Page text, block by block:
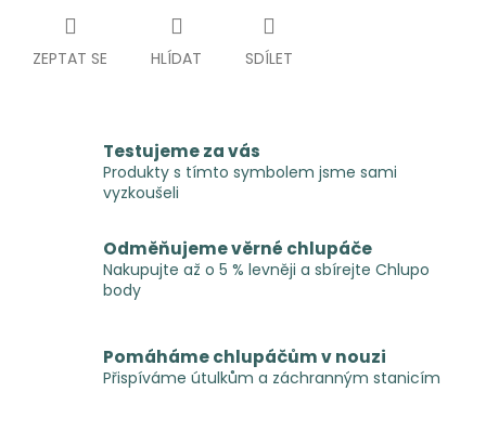
ZEPTAT SE HLÍDAT SDÍLET
Testujeme za vás
Produkty s tímto symbolem jsme sami
vyzkoušeli
Odměňujeme věrné chlupáče
Nakupujte až o 5 % levněji a sbírejte Chlupo
body
Pomáháme chlupáčům v nouzi
Přispíváme útulkům a záchranným stanicím